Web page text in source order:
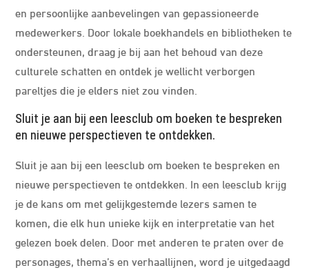
en persoonlijke aanbevelingen van gepassioneerde
medewerkers. Door lokale boekhandels en bibliotheken te
ondersteunen, draag je bij aan het behoud van deze
culturele schatten en ontdek je wellicht verborgen
pareltjes die je elders niet zou vinden.
Sluit je aan bij een leesclub om boeken te bespreken
en nieuwe perspectieven te ontdekken.
Sluit je aan bij een leesclub om boeken te bespreken en
nieuwe perspectieven te ontdekken. In een leesclub krijg
je de kans om met gelijkgestemde lezers samen te
komen, die elk hun unieke kijk en interpretatie van het
gelezen boek delen. Door met anderen te praten over de
personages, thema’s en verhaallijnen, word je uitgedaagd